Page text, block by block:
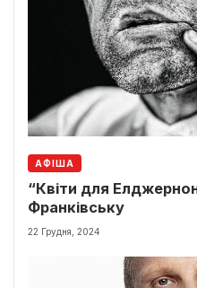
АФІША
“Квіти для
Франківську
22 Грудня, 2024